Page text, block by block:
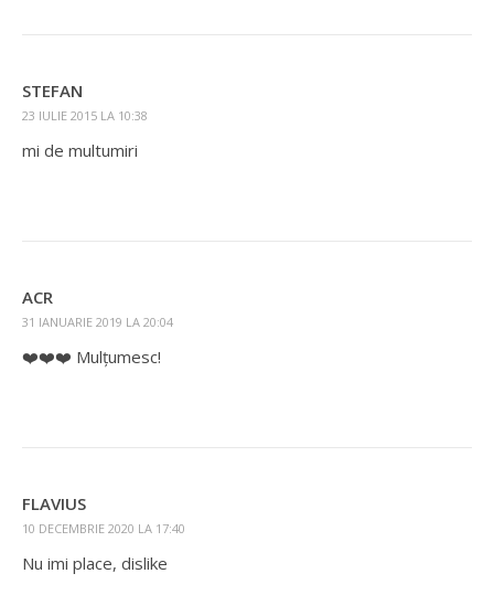
STEFAN
23 IULIE 2015 LA 10:38
mi de multumiri
ACR
31 IANUARIE 2019 LA 20:04
❤️❤️❤️ Mulțumesc!
FLAVIUS
10 DECEMBRIE 2020 LA 17:40
Nu imi place, dislike